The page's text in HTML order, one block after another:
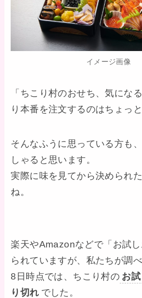
イメージ画像
「ちこり村のおせち、気にな
り本番を注文するのはちょっと
そんなふうに思っている方も
しゃると思います。
実際に味を見てから決められ
ね。
楽天やAmazonなどで「お試
られていますが、私たちが調
8日時点では、ちこり村の お
り切れ でした。